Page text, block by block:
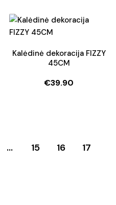
Kalėdinė dekoracija FIZZY
45CM
€39.90
… 15 16 17